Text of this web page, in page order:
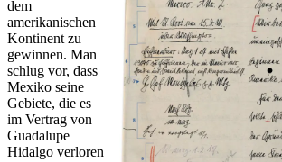
dem
amerikanischen
Kontinent zu
gewinnen. Man
schlug vor, dass
Mexiko seine
Gebiete, die es
im Vertrag von
Guadalupe
Hidalgo verloren